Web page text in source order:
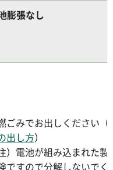
膨張なし
ごみでお出しください（
出し方）
注）電池が組み込まれた
ですので分解しないでく